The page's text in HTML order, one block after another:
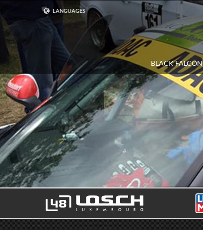
LANGUAGES
DEUTSCH
ENGLISH
BLACK FALCON